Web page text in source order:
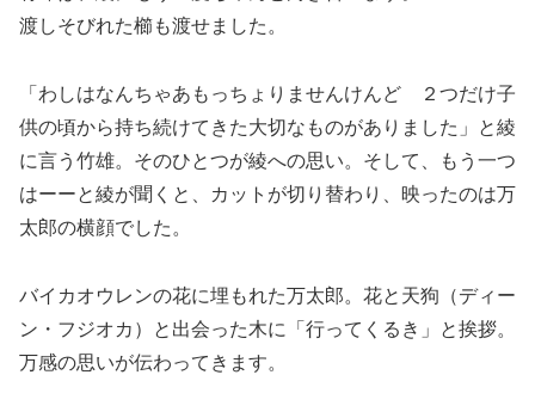
渡しそびれた櫛も渡せました。
「わしはなんちゃあもっちょりませんけんど ２つだけ子
供の頃から持ち続けてきた大切なものがありました」と綾
に言う竹雄。そのひとつが綾への思い。そして、もう一つ
はーーと綾が聞くと、カットが切り替わり、映ったのは万
太郎の横顔でした。
バイカオウレンの花に埋もれた万太郎。花と天狗（ディー
ン・フジオカ）と出会った木に「行ってくるき」と挨拶。
万感の思いが伝わってきます。